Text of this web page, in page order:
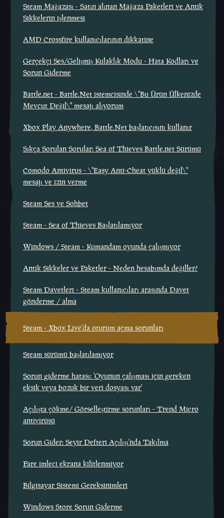
Steam Mağazası - Satın alınan Mağaza Paketleri ve Antik
Sikkelerin işlenmesi
AMD Crossfire kullanıcılarının dikkatine
Gerçekçi Ses/Gelişmiş Kulaklık Modu - Hata Kodları ve
Sorun Giderme
Battle.net - Battle.Net istemcisinde \"Bu Ürün Ülkenizde
Mevcut Değil\" mesajı alıyorum
Xbox Play Anywhere, Battle.Net başlatıcısını kullanır
Sıkça Sorulan Sorular: Sea of Thieves Battle.net Sürümü
Comodo Antivirus - \"Easy Anti-Cheat yüklü değil\"
mesajı ve izin verme
Steam Ses ve Sohbet
Steam - Sea of Thieves Başlatılamıyor
Windows / Steam - Kumandam oyunda çalışmıyor
Antik Sikkeler ve Paketler - Neden hesabımda değiller?
Steam Davetleri - Steam kullanıcıları arasında Davet
gönderme / alma
Steam - Xbox Live'da oturum açma sorunları
Steam sürümü başlatılamıyor
Sorun giderme hatası: 'Oyunun çalışması için gereken
eksik veya bozuk bir veri dosyası var'
Açılışta çökme/ Görselleştirme sorunları - Trend Micro
antivirüsü
Sorun Gider: Seyir Defteri Açılışı'nda Takılma
Fare imleci ekrana kilitlenmiyor
Bilgisayar Sistemi Gereksinimleri
Windows Store Sorun Giderme